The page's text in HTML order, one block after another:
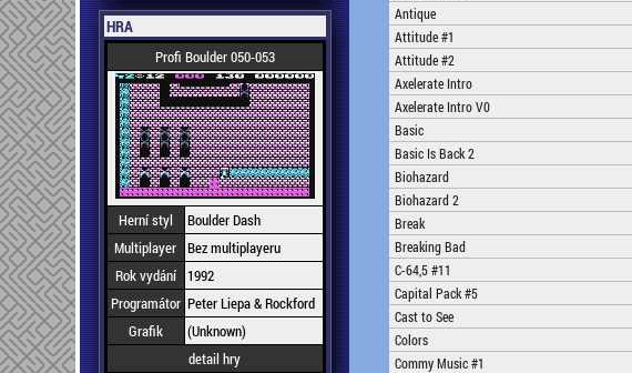
HRA
Profi Boulder 050-053
Herní styl
Boulder Dash
Multiplayer Bez multiplayeru
Rok vydání
1992
Programátor Peter Liepa & Rockford
Grafik
(Unknown)
detail hry
Antique
Attitude #1
Attitude #2
Axelerate Intro
Axelerate Intro V0
Basic
Basic Is Back 2
Biohazard
Biohazard 2
Break
Breaking Bad
C-64,5 #11
Capital Pack #5
Cast to See
Colors
Commy Music #1